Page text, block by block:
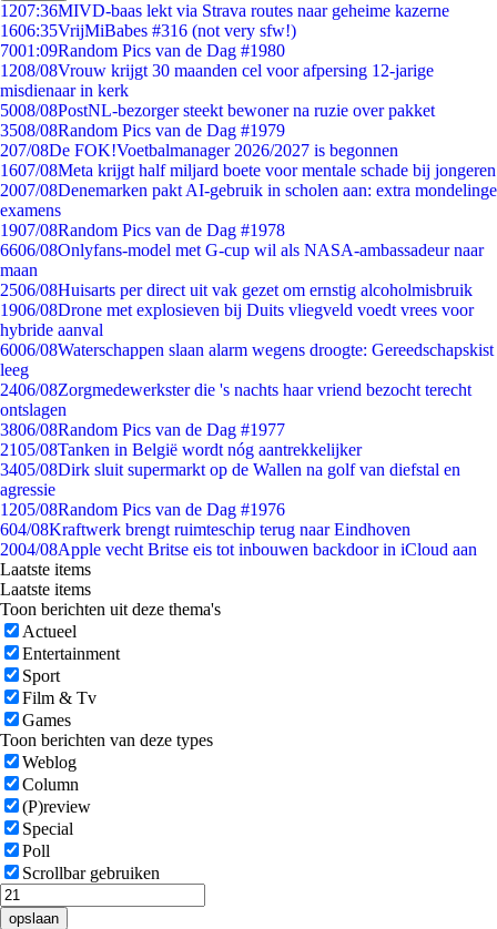
1207:36MIVD-baas lekt via Strava routes naar geheime kazerne
1606:35VrijMiBabes #316 (not very sfw!)
7001:09Random Pics van de Dag #1980
1208/08Vrouw krijgt 30 maanden cel voor afpersing 12-jarige
misdienaar in kerk
5008/08PostNL-bezorger steekt bewoner na ruzie over pakket
3508/08Random Pics van de Dag #1979
207/08De FOK!Voetbalmanager 2026/2027 is begonnen
1607/08Meta krijgt half miljard boete voor mentale schade bij jongeren
2007/08Denemarken pakt AI-gebruik in scholen aan: extra mondelinge
examens
1907/08Random Pics van de Dag #1978
6606/08Onlyfans-model met G-cup wil als NASA-ambassadeur naar
maan
2506/08Huisarts per direct uit vak gezet om ernstig alcoholmisbruik
1906/08Drone met explosieven bij Duits vliegveld voedt vrees voor
hybride aanval
6006/08Waterschappen slaan alarm wegens droogte: Gereedschapskist
leeg
2406/08Zorgmedewerkster die 's nachts haar vriend bezocht terecht
ontslagen
3806/08Random Pics van de Dag #1977
2105/08Tanken in België wordt nóg aantrekkelijker
3405/08Dirk sluit supermarkt op de Wallen na golf van diefstal en
agressie
1205/08Random Pics van de Dag #1976
604/08Kraftwerk brengt ruimteschip terug naar Eindhoven
2004/08Apple vecht Britse eis tot inbouwen backdoor in iCloud aan
Laatste items
Laatste items
Toon berichten uit deze thema's
Actueel
Entertainment
Sport
Film & Tv
Games
Toon berichten van deze types
Weblog
Column
(P)review
Special
Poll
Scrollbar gebruiken
opslaan